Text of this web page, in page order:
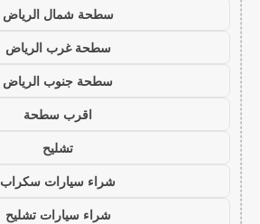
سطحة شمال الرياض
سطحة غرب الرياض
سطحة جنوب الرياض
اقرب سطحة
تشليح
شراء سيارات سكراب
شراء سيارات تشليح